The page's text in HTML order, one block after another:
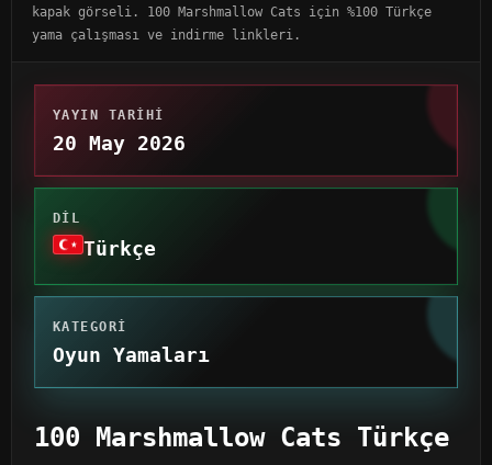
kapak görseli. 100 Marshmallow Cats için %100 Türkçe
yama çalışması ve indirme linkleri.
YAYIN TARIHI
20 May 2026
DIL
Türkçe
KATEGORI
Oyun Yamaları
100 Marshmallow Cats Türkçe